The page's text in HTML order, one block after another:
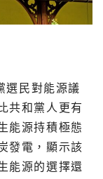
選民對能源議
共和黨人更有
能源持積極態
發電，顯示該
能源的選擇還